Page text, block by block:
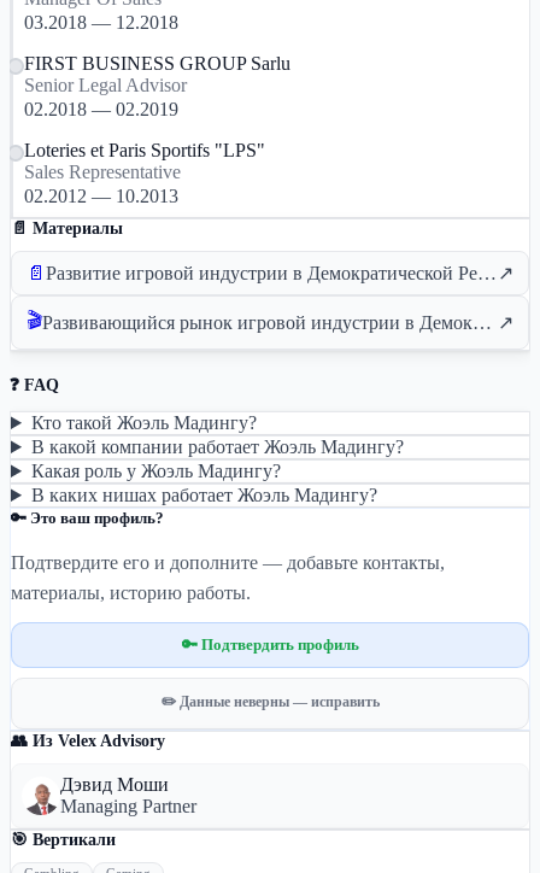
03.2018 — 12.2018
FIRST BUSINESS GROUP Sarlu
Senior Legal Advisor
02.2018 — 02.2019
Loteries et Paris Sportifs "LPS"
Sales Representative
02.2012 — 10.2013
📄 Материалы
📄 Развитие игровой индустрии в Демократической Республике Конго глазами Жоэля Мадингу ↗
🎬 Развивающийся рынок игровой индустрии в Демократической Республике Конго — взгляд Жоэля Мадингу ↗
❓ FAQ
Кто такой Жоэль Мадингу?
В какой компании работает Жоэль Мадингу?
Какая роль у Жоэль Мадингу?
В каких нишах работает Жоэль Мадингу?
🔑 Это ваш профиль?
Подтвердите его и дополните — добавьте контакты,
материалы, историю работы.
🔑 Подтвердить профиль
✏️ Данные неверны — исправить
👥 Из Velex Advisory
Дэвид Моши
Managing Partner
🎯 Вертикали